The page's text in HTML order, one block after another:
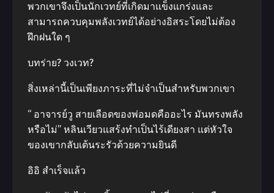
พวกเขาจึงเป็นนักเวทย์ที่เกิดมาแข็งแกร่งและ
สามารถควบคุมพลังเวทย์ได้อย่างอิสระโดยไม่ต้อง
ฝึกฝนใด ๆ
บทร่าย? วงเวท?
สิ่งเหล่านี้เป็นเพียงภาระที่ไม่จำเป็นสำหรับพวกเขา
“ อาจารย์วู สายเลือดของพ่อมดคืออะไร มันทรงพลัง
หรือไม่” หลินเวียวแสร้งทำเป็นไร้เดียงสา แต่หัวใจ
ของเขากลับเต้นระรัวด้วยความยินดี
อิอิ สำเร็จแล้ว